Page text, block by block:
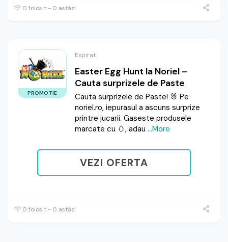
0 folosit - 0 astăzi
PROMOTIE
Expirat
Easter Egg Hunt la Noriel –
Cauta surprizele de Paste
Cauta surprizele de Paste! 🐰 Pe
noriel.ro, iepurasul a ascuns surprize
printre jucarii. Gaseste produsele
marcate cu 🥚, adau ...More
VEZI OFERTA
0 folosit - 0 astăzi